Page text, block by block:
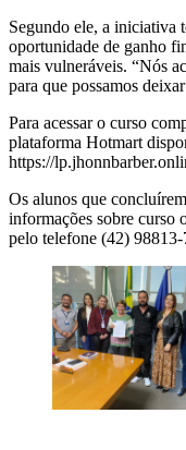
Segundo ele, a iniciativa
oportunidade de ganho
mais vulneráveis. “Nós
para que possamos
Para acessar o curso
plataforma Hotmart
https://
Os alunos que
informações sobre curso
pelo telefone (42) 98813-